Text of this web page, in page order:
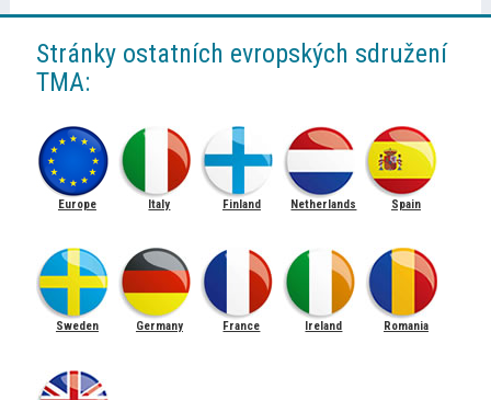
Stránky ostatních evropských sdružení
TMA:
Europe Italy Finland Netherlands Spain
Sweden Germany France Ireland Romania